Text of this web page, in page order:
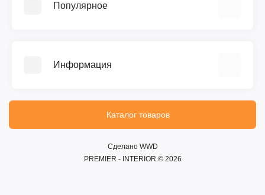
Популярное
Информация
Партнёрская программа
Согласие на обработку персональных данных
Каталог товаров
Сделано WWD
PREMIER - INTERIOR © 2026